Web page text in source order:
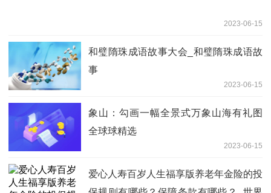
2023-06-15
和璧隋珠成语故事大会_和璧隋珠成语故
事
2023-06-15
象山：勾画一幅全景式万象山海有礼图
全球球精选
2023-06-15
爱心人寿百岁人生福享版养老年金险的投